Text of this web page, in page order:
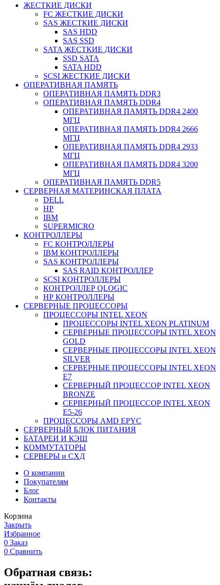
ЖЕСТКИЕ ДИСКИ
FC ЖЕСТКИЕ ДИСКИ
SAS ЖЕСТКИЕ ДИСКИ
SAS HDD
SAS SSD
SATA ЖЕСТКИЕ ДИСКИ
SSD SATA
SATA HDD
SCSI ЖЕСТКИЕ ДИСКИ
ОПЕРАТИВНАЯ ПАМЯТЬ
ОПЕРАТИВНАЯ ПАМЯТЬ DDR3
ОПЕРАТИВНАЯ ПАМЯТЬ DDR4
ОПЕРАТИВНАЯ ПАМЯТЬ DDR4 2400
МГЦ
ОПЕРАТИВНАЯ ПАМЯТЬ DDR4 2666
МГЦ
ОПЕРАТИВНАЯ ПАМЯТЬ DDR4 2933
МГЦ
ОПЕРАТИВНАЯ ПАМЯТЬ DDR4 3200
МГЦ
ОПЕРАТИВНАЯ ПАМЯТЬ DDR5
СЕРВЕРНАЯ МАТЕРИНСКАЯ ПЛАТА
DELL
HP
IBM
SUPERMICRO
КОНТРОЛЛЕРЫ
FC КОНТРОЛЛЕРЫ
IBM КОНТРОЛЛЕРЫ
SAS КОНТРОЛЛЕРЫ
SAS RAID КОНТРОЛЛЕР
SCSI КОНТРОЛЛЕРЫ
КОНТРОЛЛЕР QLOGIC
НР КОНТРОЛЛЕРЫ
СЕРВЕРНЫЕ ПРОЦЕССОРЫ
ПРОЦЕССОРЫ INTEL XEON
ПРОЦЕССОРЫ INTEL XEON PLATINUM
СЕРВЕРНЫЕ ПРОЦЕССОРЫ INTEL XEON
GOLD
СЕРВЕРНЫЕ ПРОЦЕССОРЫ INTEL XEON
SILVER
СЕРВЕРНЫЕ ПРОЦЕССОРЫ INTEL XEON
Е7
СЕРВЕРНЫЙ ПРОЦЕССОР INTEL XEON
BRONZE
СЕРВЕРНЫЙ ПРОЦЕССОР INTEL XEON
Е5-26
ПРОЦЕССОРЫ AMD EPYC
СЕРВЕРНЫЙ БЛОК ПИТАНИЯ
БАТАРЕИ И КЭШ
КОММУТАТОРЫ
СЕРВЕРЫ и СХД
О компании
Покупателям
Блог
Контакты
Корзина
Закрыть
Избранное
0 Заказ
0 Сравнить
Обратная связь: